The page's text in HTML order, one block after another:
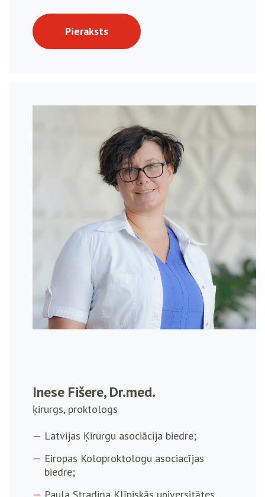
Pieraksts
Inese Fišere, Dr.med.
ķirurgs, proktologs
Latvijas Ķirurgu asociācija biedre;
Eiropas Koloproktologu asociacījas
biedre;